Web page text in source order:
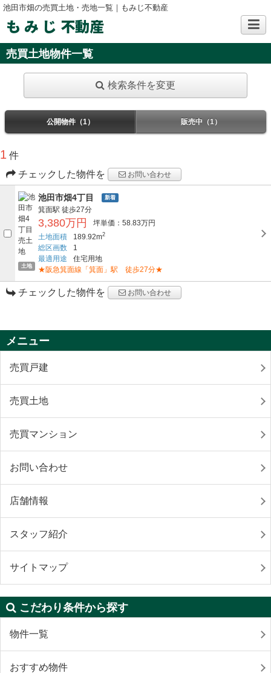
池田市畑の売買土地・売地一覧｜もみじ不動産
も み じ 不動産
売買土地物件一覧
検索条件を変更
公開物件（1） 販売中（1）
1 件
チェックした物件を
お問い合わせ
土地
池田市畑4丁目 新着
箕面駅 徒歩27分
3,380万円
坪単価：58.83万円
土地面積
189.92m2
総区画数
1
最適用途
住宅用地
★阪急箕面線「箕面」駅 徒歩27分★
チェックした物件を お問い合わせ
メニュー
売買戸建
売買土地
売買マンション
お問い合わせ
店舗情報
スタッフ紹介
サイトマップ
こだわり条件から探す
物件一覧
おすすめ物件